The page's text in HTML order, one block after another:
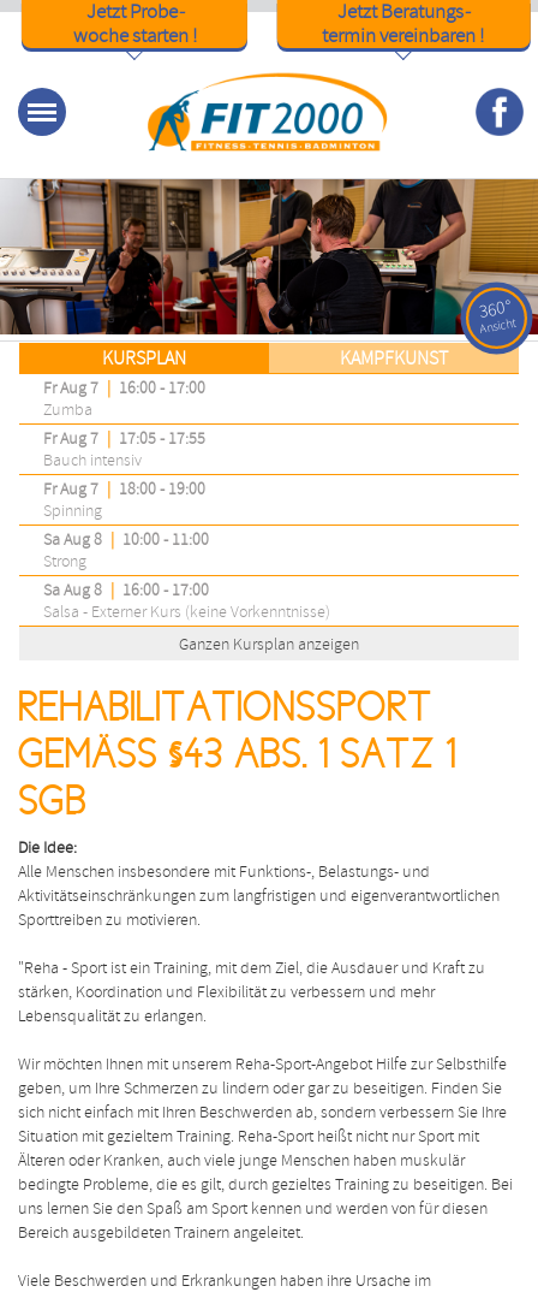
Menu
Jetzt Probe-
woche starten !
Jetzt Beratungs-
termin vereinbaren !
KURSPLAN KAMPFKUNST
Fr Aug 7
16:00 - 17:00
Zumba
Fr Aug 7
17:05 - 17:55
Bauch intensiv
Fr Aug 7
18:00 - 19:00
Spinning
Sa Aug 8
10:00 - 11:00
Strong
Sa Aug 8
16:00 - 17:00
Salsa - Externer Kurs (keine Vorkenntnisse)
Ganzen Kursplan anzeigen
REHABILITATIONSSPORT
GEMÄSS §43 ABS. 1 SATZ 1 S
GB
Die Idee:
Alle Menschen insbesondere mit Funktions-, Belastungs- und
Aktivitätseinschränkungen zum langfristigen und eigenverantwortlichen
Sporttreiben zu motivieren.
"Reha - Sport ist ein Training, mit dem Ziel, die Ausdauer und Kraft zu
stärken, Koordination und Flexibilität zu verbessern und mehr
Lebensqualität zu erlangen.
Wir möchten Ihnen mit unserem Reha-Sport-Angebot Hilfe zur Selbsthilfe
geben, um Ihre Schmerzen zu lindern oder gar zu beseitigen. Finden Sie
sich nicht einfach mit Ihren Beschwerden ab, sondern verbessern Sie Ihre
Situation mit gezieltem Training. Reha-Sport heißt nicht nur Sport mit
Älteren oder Kranken, auch viele junge Menschen haben muskulär
bedingte Probleme, die es gilt, durch gezieltes Training zu beseitigen. Bei
uns lernen Sie den Spaß am Sport kennen und werden von für diesen
Bereich ausgebildeten Trainern angeleitet.
Viele Beschwerden und Erkrankungen haben ihre Ursache im